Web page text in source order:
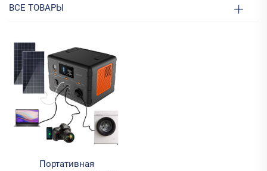
ВСЕ ТОВАРЫ
Портативная